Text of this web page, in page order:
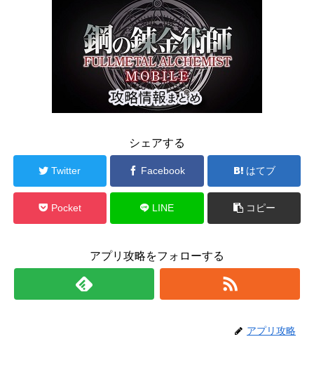
シェアする
Twitter Facebook はてブ
Pocket LINE コピー
アプリ攻略をフォローする
アプリ攻略